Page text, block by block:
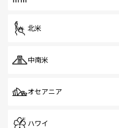
北米
中南米
オセアニア
ハワイ